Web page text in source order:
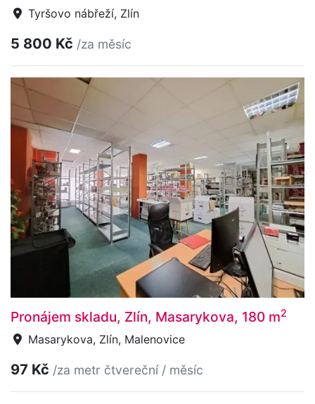
Tyršovo nábřeží, Zlín
5 800 Kč /za měsíc
Pronájem skladu, Zlín, Masarykova, 180 m2
Masarykova, Zlín, Malenovice
97 Kč /za metr čtvereční / měsíc